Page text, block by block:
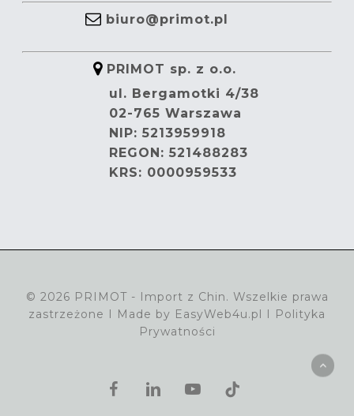
biuro@primot.pl
PRIMOT sp. z o.o.
ul. Bergamotki 4/38
02-765 Warszawa
NIP: 5213959918
REGON: 521488283
KRS: 0000959533
© 2026 PRIMOT - Import z Chin. Wszelkie prawa
zastrzeżone I Made by EasyWeb4u.pl I Polityka
Prywatności
facebooklinkedinyoutubetiktok